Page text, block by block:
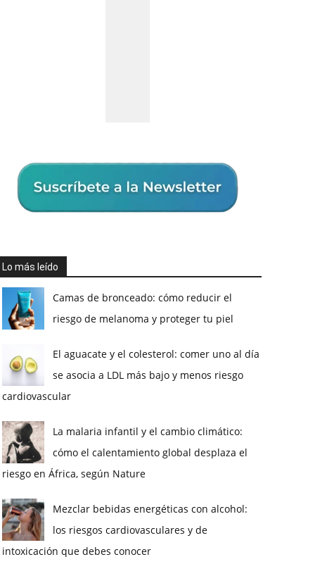
Lo más leído
Camas de bronceado: cómo reducir el
riesgo de melanoma y proteger tu piel
El aguacate y el colesterol: comer uno al día
se asocia a LDL más bajo y menos riesgo
cardiovascular
La malaria infantil y el cambio climático:
cómo el calentamiento global desplaza el
riesgo en África, según Nature
Mezclar bebidas energéticas con alcohol:
los riesgos cardiovasculares y de
intoxicación que debes conocer